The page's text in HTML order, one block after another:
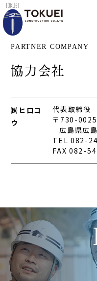
PARTNER COMPANY
協力会社
㈱ヒロコ
ウ
代表取締役
〒730-0025
広島県広
TEL 082-
FAX 082-